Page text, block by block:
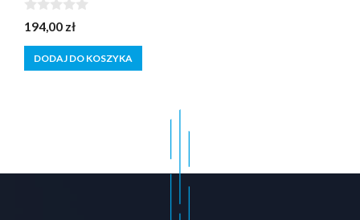
0
z
5
194,00 zł
DODAJ DO KOSZYKA